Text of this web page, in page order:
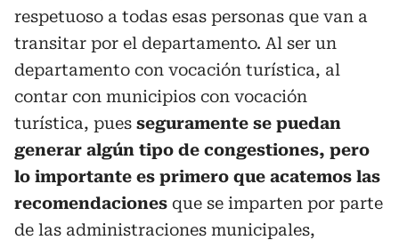
respetuoso a todas esas personas que van a
transitar por el departamento. Al ser un
departamento con vocación turística, al
contar con municipios con vocación
turística, pues seguramente se puedan
generar algún tipo de congestiones, pero
lo importante es primero que acatemos las
recomendaciones que se imparten por parte
de las administraciones municipales,